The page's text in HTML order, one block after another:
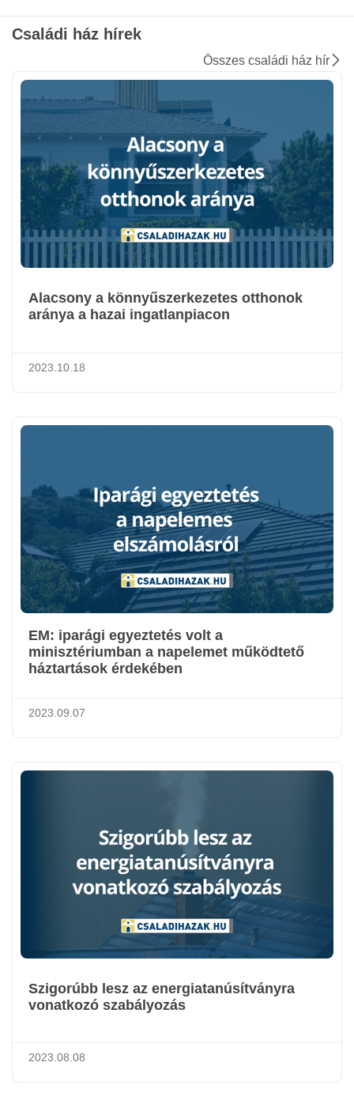
Családi ház hírek
Összes családi ház hír
Alacsony a könnyűszerkezetes otthonok
aránya a hazai ingatlanpiacon
2023.10.18
EM: iparági egyeztetés volt a
minisztériumban a napelemet működtető
háztartások érdekében
2023.09.07
Szigorúbb lesz az energiatanúsítványra
vonatkozó szabályozás
2023.08.08